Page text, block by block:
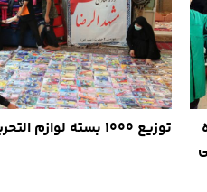
توزیع ۱۰۰۰ بسته لوازم التحریر در قم